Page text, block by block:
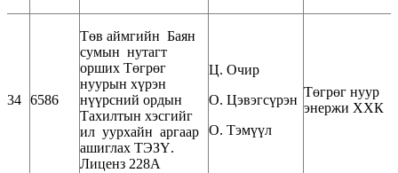
34 6586
Төв аймгийн Баян
сумын нутагт
орших Төгрөг
нуурын хүрэн
нүүрсний ордын
Тахилтын хэсгийг
ил уурхайн аргаар
ашиглах ТЭЗҮ.
Лиценз 228А
Ц. Очир
О. Цэвэгсүрэн
О. Тэмүүл
Төгрөг нуур
энержи ХХК